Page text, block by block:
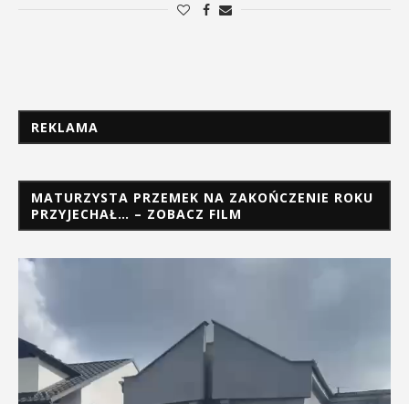
REKLAMA
MATURZYSTA PRZEMEK NA ZAKOŃCZENIE ROKU
PRZYJECHAŁ… – ZOBACZ FILM
Odtwarzacz